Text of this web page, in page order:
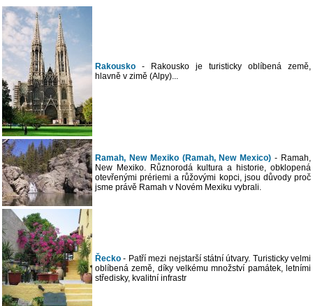
Rakousko - Rakousko je turisticky oblíbená země,
hlavně v zimě (Alpy)...
Ramah, New Mexiko (Ramah, New Mexico) - Ramah,
New Mexiko. Různorodá kultura a historie, obklopená
otevřenými prériemi a růžovými kopci, jsou důvody proč
jsme právě Ramah v Novém Mexiku vybrali.
Řecko - Patří mezi nejstarší státní útvary. Turisticky velmi
oblíbená země, díky velkému množství památek, letními
středisky, kvalitní infrastr